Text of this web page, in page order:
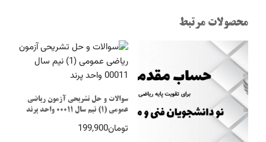
محصولات مرتبط
سوالات و حل تشریحی آزمون ریاضی
عمومی (1) نیم سال 00011 واحد پرند
تومان199,900